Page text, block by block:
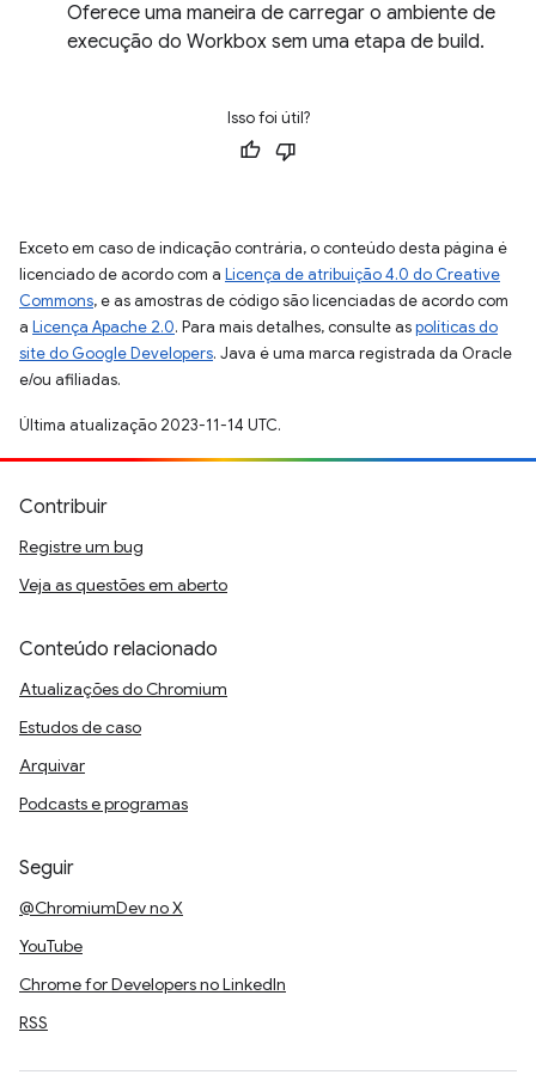
Oferece uma maneira de carregar o ambiente de
execução do Workbox sem uma etapa de build.
Isso foi útil?
Exceto em caso de indicação contrária, o conteúdo desta página é
licenciado de acordo com a Licença de atribuição 4.0 do Creative
Commons, e as amostras de código são licenciadas de acordo com
a Licença Apache 2.0. Para mais detalhes, consulte aspolíticas do
site do Google Developers. Java é uma marca registrada da Oracle
e/ou afiliadas.
Última atualização 2023-11-14 UTC.
Contribuir
Registre um bug
Veja as questões em aberto
Conteúdo relacionado
Atualizações do Chromium
Estudos de caso
Arquivar
Podcasts e programas
Seguir
@ChromiumDev no X
YouTube
Chrome for Developers no LinkedIn
RSS